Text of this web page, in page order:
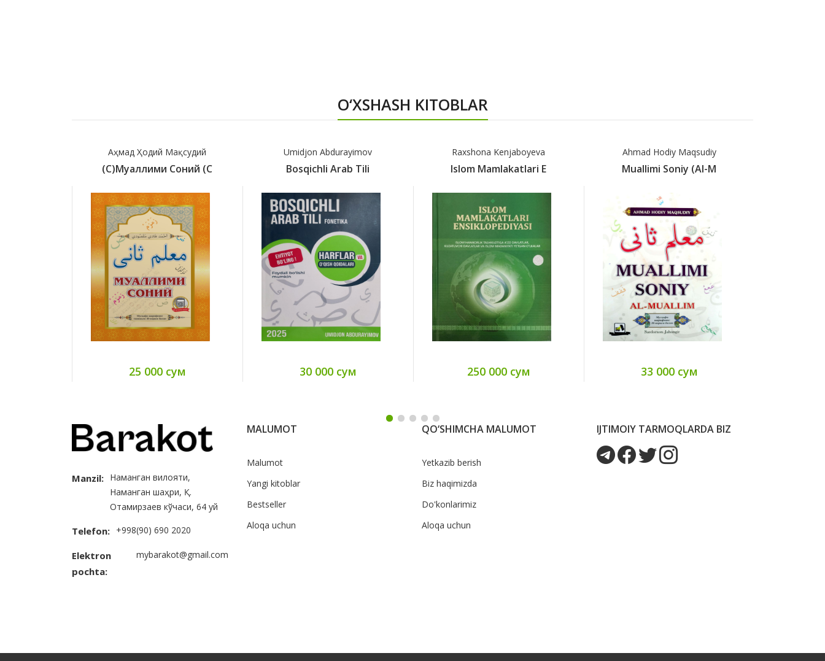
O‘XSHASH KITOBLAR
Аҳмад Ҳодий Мақсудий
(с)Муаллими Соний (с
25 000 сум
Umidjon Abdurayimov
Bosqichli Arab Tili
30 000 сум
Raxshona Kenjaboyeva
Islom Mamlakatlari E
250 000 сум
Ahmad Hodiy Maqsudiy
Muallimi Soniy (Al-M
33 000 сум
Manzil: Наманган вилояти,
Наманган шаҳри, Қ.
Отамирзаев кўчаси, 64 уй
Telefon: +998(90) 690 2020
Elektron
pochta:
mybarakot@gmail.com
MALUMOT
Malumot
Yangi kitoblar
Bestseller
Aloqa uchun
QO‘SHIMCHA MALUMOT
Yetkazib berish
Biz haqimizda
Do'konlarimiz
Aloqa uchun
IJTIMOIY TARMOQLARDA BIZ